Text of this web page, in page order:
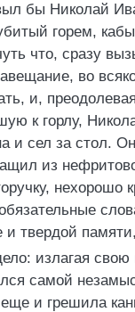
бы Николай
горем,
что, сразу
во
и,
к горлу,
и сел за стол.
из
нехорошо
и твердой
излагая
самой
и грешила